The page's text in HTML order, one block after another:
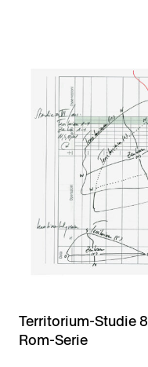
Territorium-Studie 8
Rom-Serie